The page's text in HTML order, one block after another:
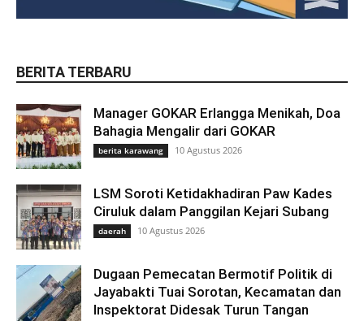
BERITA TERBARU
Manager GOKAR Erlangga Menikah, Doa
Bahagia Mengalir dari GOKAR
berita karawang 10 Agustus 2026
LSM Soroti Ketidakhadiran Paw Kades
Ciruluk dalam Panggilan Kejari Subang
daerah 10 Agustus 2026
Dugaan Pemecatan Bermotif Politik di
Jayabakti Tuai Sorotan, Kecamatan dan
Inspektorat Didesak Turun Tangan